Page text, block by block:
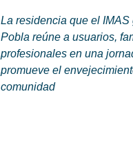
La residencia que el IMAS
Pobla reúne a usuarios,
profesionales en una
promueve el
comunidad